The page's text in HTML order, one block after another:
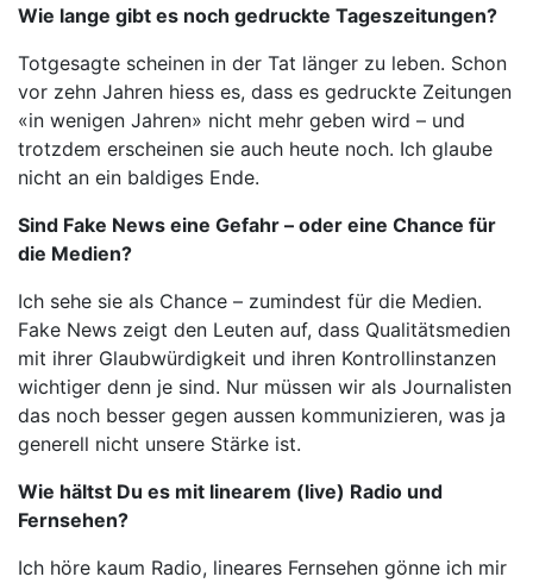
Wie lange gibt es noch gedruckte Tageszeitungen?
Totgesagte scheinen in der Tat länger zu leben. Schon
vor zehn Jahren hiess es, dass es gedruckte Zeitungen
«in wenigen Jahren» nicht mehr geben wird – und
trotzdem erscheinen sie auch heute noch. Ich glaube
nicht an ein baldiges Ende.
Sind Fake News eine Gefahr – oder eine Chance für
die Medien?
Ich sehe sie als Chance – zumindest für die Medien.
Fake News zeigt den Leuten auf, dass Qualitätsmedien
mit ihrer Glaubwürdigkeit und ihren Kontrollinstanzen
wichtiger denn je sind. Nur müssen wir als Journalisten
das noch besser gegen aussen kommunizieren, was ja
generell nicht unsere Stärke ist.
Wie hältst Du es mit linearem (live) Radio und
Fernsehen?
Ich höre kaum Radio, lineares Fernsehen gönne ich mir